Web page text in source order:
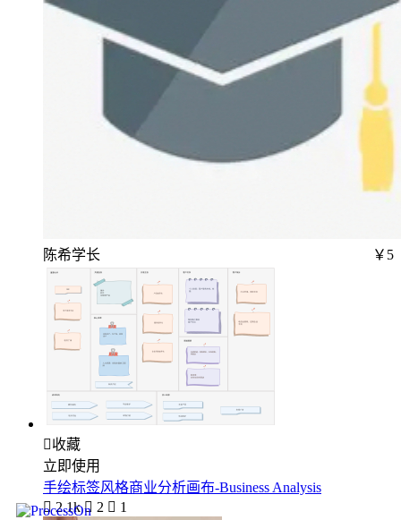
陈希学长 ￥5
收藏
立即使用
手绘标签风格商业分析画布-Business Analysis
 2.1k  2  1